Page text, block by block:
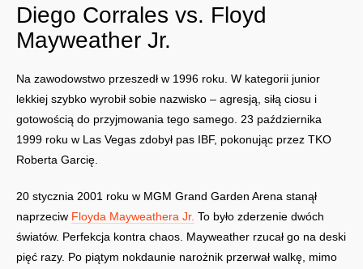
Diego Corrales vs. Floyd
Mayweather Jr.
Na zawodowstwo przeszedł w 1996 roku. W kategorii junior
lekkiej szybko wyrobił sobie nazwisko – agresją, siłą ciosu i
gotowością do przyjmowania tego samego. 23 października
1999 roku w Las Vegas zdobył pas IBF, pokonując przez TKO
Roberta Garcię.
20 stycznia 2001 roku w MGM Grand Garden Arena stanął
naprzeciw Floyda Mayweathera Jr. To było zderzenie dwóch
światów. Perfekcja kontra chaos. Mayweather rzucał go na deski
pięć razy. Po piątym nokdaunie narożnik przerwał walkę, mimo